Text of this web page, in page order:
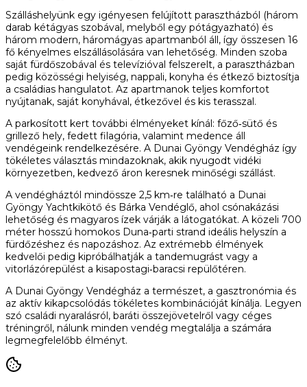
Szálláshelyünk egy igényesen felújított parasztházból (három
darab kétágyas szobával, melyből egy pótágyazható) és
három modern, háromágyas apartmanból áll, így összesen 16
fő kényelmes elszállásolására van lehetőség. Minden szoba
saját fürdőszobával és televízióval felszerelt, a parasztházban
pedig közösségi helyiség, nappali, konyha és étkező biztosítja
a családias hangulatot. Az apartmanok teljes komfortot
nyújtanak, saját konyhával, étkezővel és kis terasszal.
A parkosított kert további élményeket kínál: főző‑sütő és
grillező hely, fedett filagória, valamint medence áll
vendégeink rendelkezésére. A Dunai Gyöngy Vendégház így
tökéletes választás mindazoknak, akik nyugodt vidéki
környezetben, kedvező áron keresnek minőségi szállást.
A vendégháztól mindössze 2,5 km‑re található a Dunai
Gyöngy Yachtkikötő és Bárka Vendéglő, ahol csónakázási
lehetőség és magyaros ízek várják a látogatókat. A közeli 700
méter hosszú homokos Duna‑parti strand ideális helyszín a
fürdőzéshez és napozáshoz. Az extrémebb élmények
kedvelői pedig kipróbálhatják a tandemugrást vagy a
vitorlázórepülést a kisapostagi‑baracsi repülőtéren.
A Dunai Gyöngy Vendégház a természet, a gasztronómia és
az aktív kikapcsolódás tökéletes kombinációját kínálja. Legyen
szó családi nyaralásról, baráti összejövetelről vagy céges
tréningről, nálunk minden vendég megtalálja a számára
legmegfelelőbb élményt.